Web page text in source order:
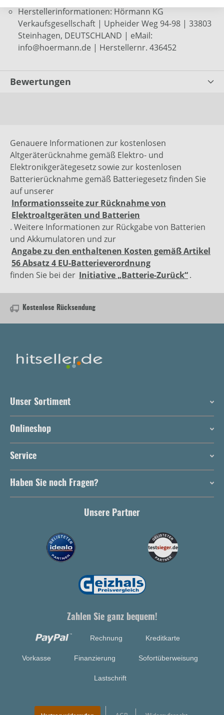
Herstellerinformationen: Hörmann KG
Verkaufsgesellschaft | Upheider Weg 94-98 | 33803
Steinhagen, DEUTSCHLAND | eMail:
info@hoermann.de | Herstellernr. 436452
Bewertungen
Genauere Informationen zur kostenlosen
Altgeräterücknahme gemäß Elektro- und
Elektronikgerätegesetz sowie zur kostenlosen
Batterierücknahme gemäß Batteriegesetz finden Sie
auf unserer
Informationsseite zur Rücknahme von
Elektroaltgeräten und Batterien
. Weitere Informationen zur Rückgabe von Batterien
und Akkumulatoren und zur
Angabe zu den enthaltenen Kosten gemäß Artikel
56 Absatz 4 EU-Batterieverordnung
finden Sie bei der Initiative „Batterie-Zurück“.
Kostenlose Rücksendung
Unser Sortiment
Onlineshop
Service
Haben Sie noch Fragen?
Unsere Partner
Zahlen Sie ganz bequem!
Rechnung Kreditkarte
Vorkasse Finanzierung Sofortüberweisung
Lastschrift